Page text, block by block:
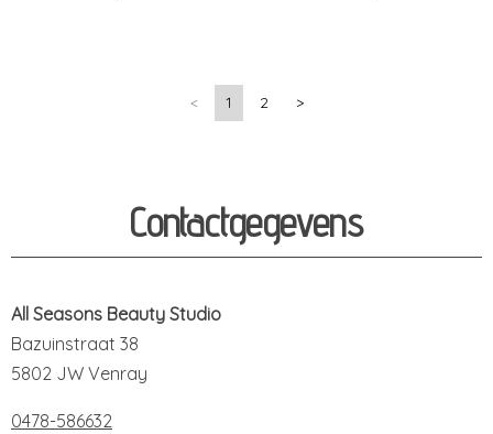
< 1 2 >
Contactgegevens
All Seasons Beauty Studio
Bazuinstraat 38
5802 JW Venray
0478-586632